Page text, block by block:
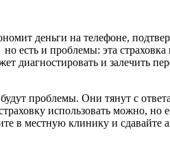
деньги на телефоне,
есть и проблемы: эта страховка
диагностировать и залечить
проблемы. Они тянут с
использовать можно, но
в местную клинику и сдавайте